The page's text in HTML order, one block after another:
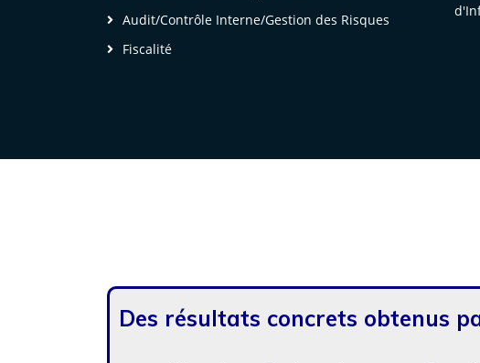
Audit/Contrôle Interne/Gestion des Risques
Fiscalité
Des résultats concrets obtenus